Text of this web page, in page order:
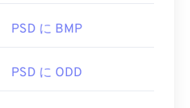
PSD に BMP
PSD に ODD